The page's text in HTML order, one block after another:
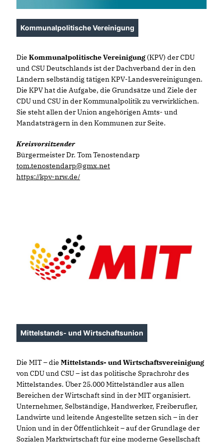
Kommunalpolitische Vereinigung
Die Kommunalpolitische Vereinigung (KPV) der CDU
und CSU Deutschlands ist der Dachverband der in den
Ländern selbständig tätigen KPV-Landesvereinigungen.
Die KPV hat die Aufgabe, die Grundsätze und Ziele der
CDU und CSU in der Kommunalpolitik zu verwirklichen.
Sie steht allen der Union angehörigen Amts- und
Mandatsträgern in den Kommunen zur Seite.
Kreisvorsitzender
Bürgermeister Dr. Tom Tenostendarp
tom.tenostendarp@gmx.net
https://kpv-nrw.de/
Mittelstands- und Wirtschaftsunion
Die MIT – die Mittelstands- und Wirtschaftsvereinigung
von CDU und CSU – ist das politische Sprachrohr des
Mittelstandes. Über 25.000 Mittelständler aus allen
Bereichen der Wirtschaft sind in der MIT organisiert.
Unternehmer, Selbständige, Handwerker, Freiberufler,
Landwirte und leitende Angestellte setzen sich – in der
Union und in der Öffentlichkeit – auf der Grundlage der
Sozialen Marktwirtschaft für eine moderne Gesellschaft